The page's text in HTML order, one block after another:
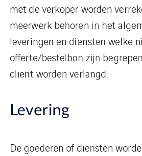
met de verkoper worden
meerwerk behoren in het
leveringen en diensten welke
offerte/bestelbon zijn
client worden verlangd.
Levering
De goederen of diensten